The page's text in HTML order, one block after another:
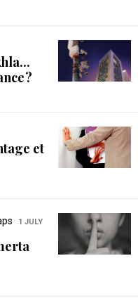
?
et
1 JULY